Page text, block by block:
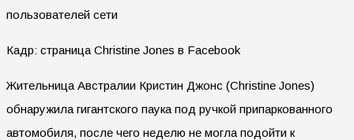
Кадр: страница Christine Jones в Facebook
Жительница Австралии Кристин Джонс (Christine Jones)
обнаружила гигантского паука под ручкой припаркованного
автомобиля, после чего неделю не могла подойти к